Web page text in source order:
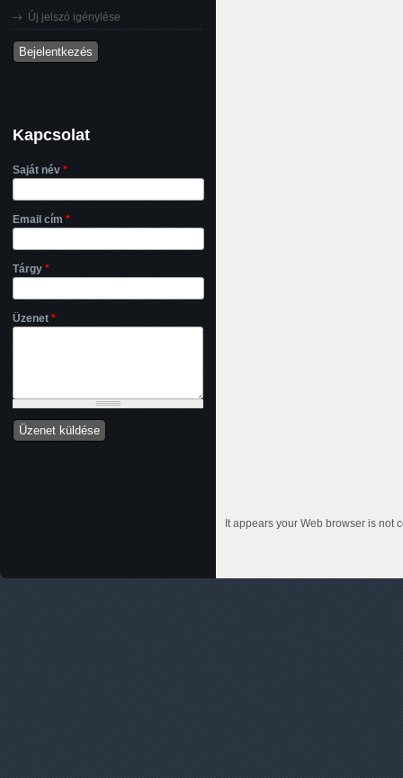
It appears your Web browser is not
Új jelszó igénylése
Kapcsolat
Saját név *
Email cím *
Tárgy *
Üzenet *